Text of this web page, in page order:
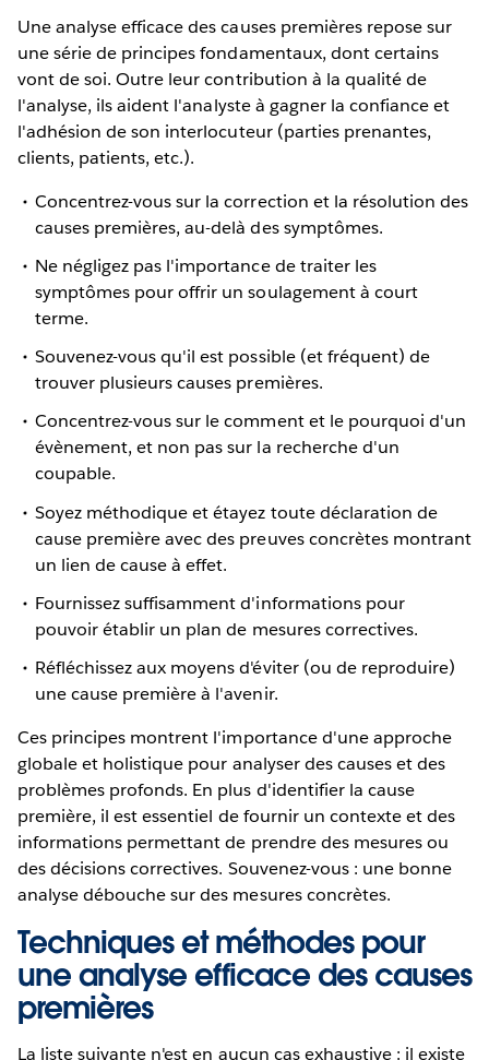
Une analyse efficace des causes premières repose sur
une série de principes fondamentaux, dont certains
vont de soi. Outre leur contribution à la qualité de
l'analyse, ils aident l'analyste à gagner la confiance et
l'adhésion de son interlocuteur (parties prenantes,
clients, patients, etc.).
Concentrez-vous sur la correction et la résolution des
causes premières, au-delà des symptômes.
Ne négligez pas l'importance de traiter les
symptômes pour offrir un soulagement à court
terme.
Souvenez-vous qu'il est possible (et fréquent) de
trouver plusieurs causes premières.
Concentrez-vous sur le comment et le pourquoi d'un
évènement, et non pas sur la recherche d'un
coupable.
Soyez méthodique et étayez toute déclaration de
cause première avec des preuves concrètes montrant
un lien de cause à effet.
Fournissez suffisamment d'informations pour
pouvoir établir un plan de mesures correctives.
Réfléchissez aux moyens d'éviter (ou de reproduire)
une cause première à l'avenir.
Ces principes montrent l'importance d'une approche
globale et holistique pour analyser des causes et des
problèmes profonds. En plus d'identifier la cause
première, il est essentiel de fournir un contexte et des
informations permettant de prendre des mesures ou
des décisions correctives. Souvenez-vous : une bonne
analyse débouche sur des mesures concrètes.
Techniques et méthodes pour
une analyse efficace des causes
premières
La liste suivante n'est en aucun cas exhaustive : il existe